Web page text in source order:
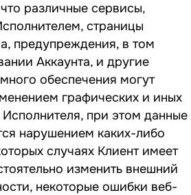
различные сервисы,
страницы
предупреждения, в том
Аккаунта, и другие
обеспечения могут
графических и иных
при этом данные
нарушением каких-либо
случаях Клиент имеет
изменить внешний
некоторые ошибки веб-